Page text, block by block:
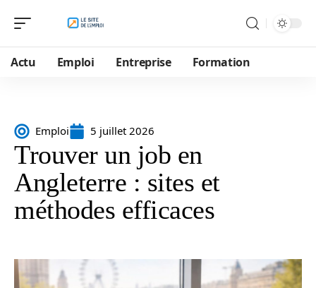
Actu Emploi Entreprise Formation
Emploi 5 juillet 2026
Trouver un job en
Angleterre : sites et
méthodes efficaces